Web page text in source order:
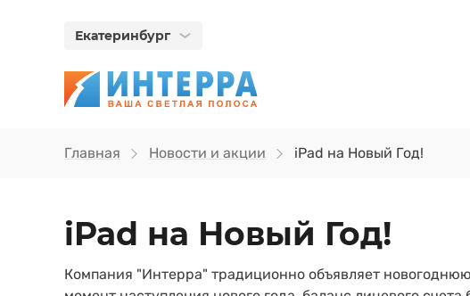
Екатеринбург
Главная Новости и акции iPad на Новый Год!
iPad на Новый Год!
Компания "Интерра" традиционно объявляет